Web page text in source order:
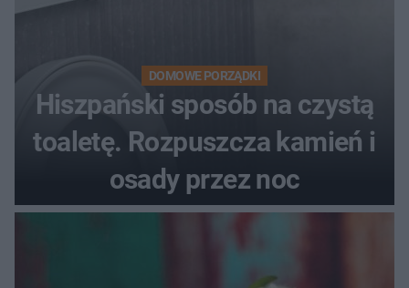
DOMOWE PORZĄDKI
Hiszpański sposób na czystą
toaletę. Rozpuszcza kamień i
osady przez noc